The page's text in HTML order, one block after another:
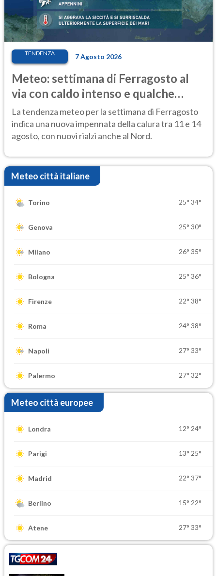
TENDENZA 7 Agosto 2026
Meteo: settimana di Ferragosto al
via con caldo intenso e qualche
temporale
La tendenza meteo per la settimana di Ferragosto
indica una nuova impennata della calura tra 11 e 14
agosto, con nuovi rialzi anche al Nord.
Meteo città italiane
Torino 25° 34°
Genova 25° 30°
Milano 26° 35°
Bologna 25° 36°
Firenze 22° 38°
Roma 24° 38°
Napoli 27° 33°
Palermo 27° 32°
Meteo città europee
Londra 12° 24°
Parigi 13° 25°
Madrid 22° 37°
Berlino 15° 22°
Atene 27° 33°